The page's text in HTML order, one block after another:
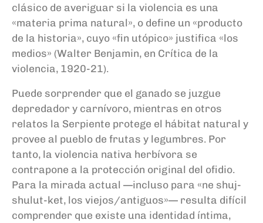
clásico de averiguar si la violencia es una
«materia prima natural», o define un «producto
de la historia», cuyo «fin utópico» justifica «los
medios» (Walter Benjamin, en Crítica de la
violencia, 1920-21).
Puede sorprender que el ganado se juzgue
depredador y carnívoro, mientras en otros
relatos la Serpiente protege el hábitat natural y
provee al pueblo de frutas y legumbres. Por
tanto, la violencia nativa herbívora se
contrapone a la protección original del ofidio.
Para la mirada actual —incluso para «ne shuj-
shulut-ket, los viejos/antiguos»— resulta difícil
comprender que existe una identidad íntima,